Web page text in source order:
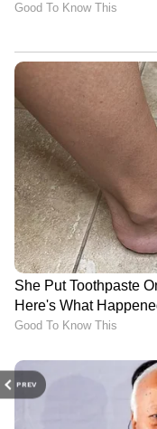
PREV